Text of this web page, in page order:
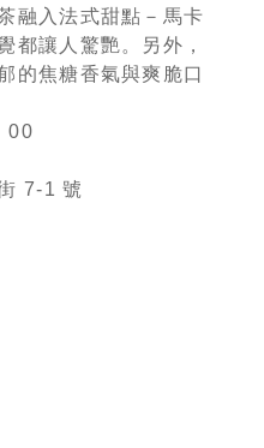
融入法式甜點－馬卡
都讓人驚艷。另外，
的焦糖香氣與爽脆口
00
7-1 號